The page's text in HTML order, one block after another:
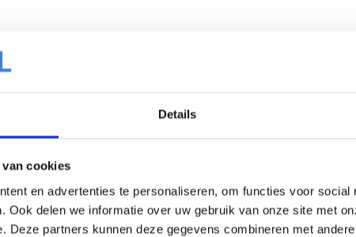
Details
van cookies
en advertenties te personaliseren, om functies voor social
Ook delen we informatie over uw gebruik van onze site met
Deze partners kunnen deze gegevens combineren met